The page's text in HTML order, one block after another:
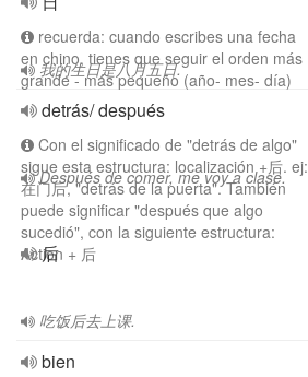
recuerda: cuando escribes una fecha
en chino, tienes que seguir el orden más
grande - más pequeño (año- mes- día)
我的生日是八月五日.
detrás/ después
Con el significado de "detrás de algo"
sigue esta estructura: localización +后. ej:
在门后, "detrás de la puerta". También
puede significar "después que algo
sucedió", con la siguiente estructura:
Action + 后
Después de comer, me voy a clase.
后
吃饭后去上课.
bien